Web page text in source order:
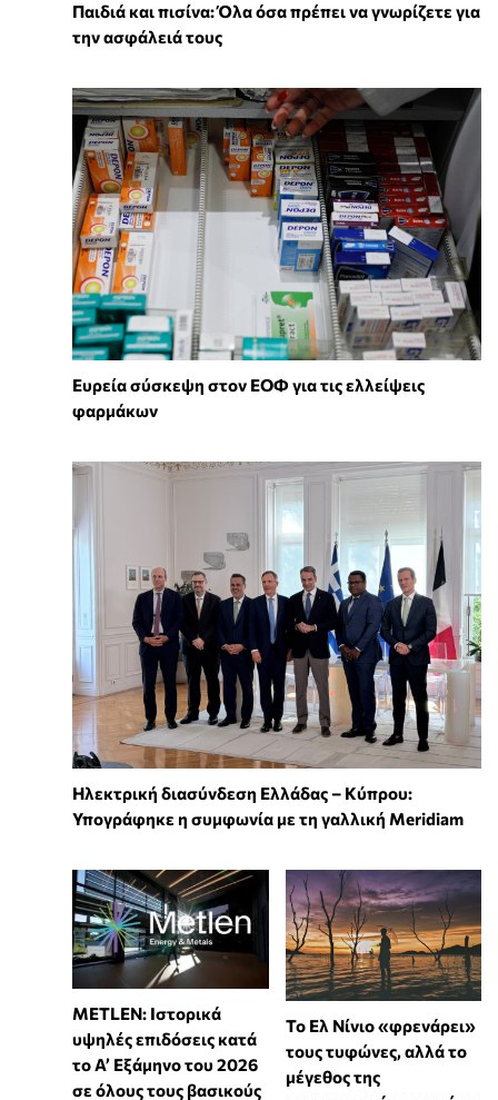
Παιδιά και πισίνα: Όλα όσα πρέπει να γνωρίζετε για
την ασφάλειά τους
Ευρεία σύσκεψη στον ΕΟΦ για τις ελλείψεις
φαρμάκων
Ηλεκτρική διασύνδεση Ελλάδας – Κύπρου:
Υπογράφηκε η συμφωνία με τη γαλλική Meridiam
METLEN: Ιστορικά
υψηλές επιδόσεις κατά
το Α’ Εξάμηνο του 2026
σε όλους τους βασικούς
Το Ελ Νίνιο «φρενάρει»
τους τυφώνες, αλλά το
μέγεθος της